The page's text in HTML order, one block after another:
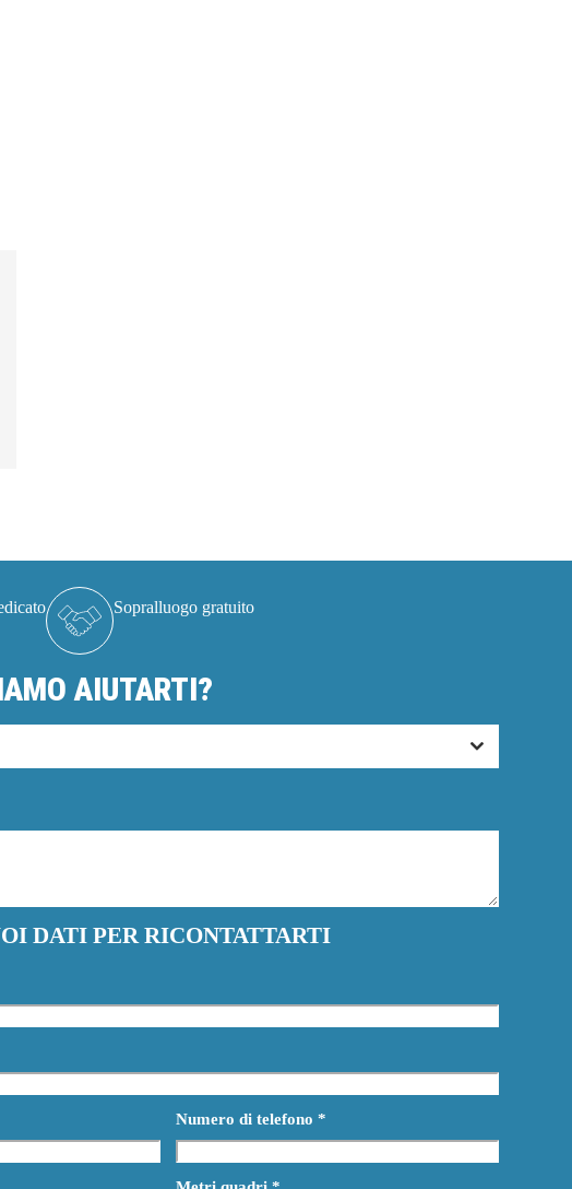
Sopralluogo gratuito
AIUTARTI?
DATI PER RICONTATTARTI
Numero di telefono*